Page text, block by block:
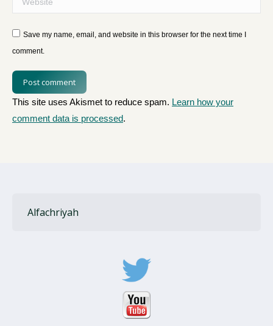
Save my name, email, and website in this browser for the next time I
comment.
Post comment
This site uses Akismet to reduce spam. Learn how your
comment data is processed.
Alfachriyah